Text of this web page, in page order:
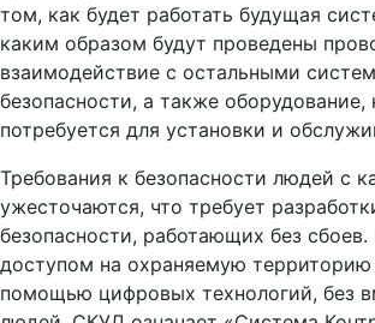
том, как будет работать будущая
каким образом будут проведены
взаимодействие с остальными
безопасности, а также оборудование,
потребуется для установки и
Требования к безопасности людей с
ужесточаются, что требует
безопасности, работающих без сбоев.
доступом на охраняемую территорию
помощью цифровых технологий, без